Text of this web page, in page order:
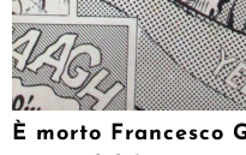
È morto Francesco